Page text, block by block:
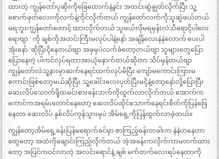
ထားတဲ့ ကျွန်တော်ပုဆိုးကိုခြေထောက်နဲ့နင်း အတင်းဆွဲချွတ်လိုက်ပြီး သူ့
စောက်ဖုတ်လေးကိုလက်နဲ့ကိုင်လိုက်တယ် ကျွန်တော်လက်ကိုသူဆွဲဖယ်တယ်
မရဘူးကျွန်တော်တောင့် ထားလိုက်တယ် သူဖယ်လိုမရမှန်းလဲသိရောငိုပါလေ
ရောဗျာ ‘ ကို ချစ်ကိုအတင်းကြီးမလုပ်ပါနဲ့နော် အချိန်လေးနဲနဲလောက် ပေးပါ
အုံးနော် ‘ဆိုပြီးငိုနေတယ်ဗျာ အခုမှပဲလက်ခံတော့တယ်ဗျာ သူများတွေပြော
ပြောနေတဲ့ ပါကင်လုပ်ရတာအာယုံနောက်တယ်ဆိုတာ သိပ်မှန်တယ်ဗျာ
ကျွန်တော်လဲသူ့နားမှာဆက်နေရင်ထက်လုပ်မိပြီး ကျော်မကောင်းကြားမ
ကောင်းဖြစ်တော့မယ်ဆိုပြီး သူ့ခေါင်းလေးပုတ်ပြီးမငိုနဲ့တော့နော်လို့ပြောပြီး
ဆေးလိပ်သောက်ဖို့ထမင်းစားခန်းဘက်ကိုထွက်လာလိုက်တယ် အောက်က
ကောင်ကအရမ်းတောင်နေတော့ ဆေးလိပ်ထိုင်သောက်နေရင်းစိတ်ကိုပြန်ဖြေ
နေတာ ဆေးလိပ် နှစ်လိပ်ကုန်သွားမှပဲ အိမ်ရှေ့ကိုပြန်ထွက်လာခဲ့တယ်။
ကျွန်တော့အိမ်ရှေ့ခန်းပြန်မရောက်ခင်မှာ စာကြည့်ခန်းတခါးက နဲနဲဟနေတာ
တွေတော့ အထဲကိုချောင်းကြည့်လိုက်တယ် အဲ့အခန်းကလိုက်ကာမတက်ထား
တော့ အပြင်ကဝင်လာတဲ့ အလင်းရောင်နဲ့ ချစ် မက်တက်လေးရပ်နေတာကို